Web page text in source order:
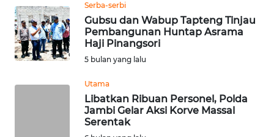
Serba-serbi
Gubsu dan Wabup Tapteng Tinjau
Pembangunan Huntap Asrama
Haji Pinangsori
5 bulan yang lalu
Utama
Libatkan Ribuan Personel, Polda
Jambi Gelar Aksi Korve Massal
Serentak
NTT
WN
KEPRI